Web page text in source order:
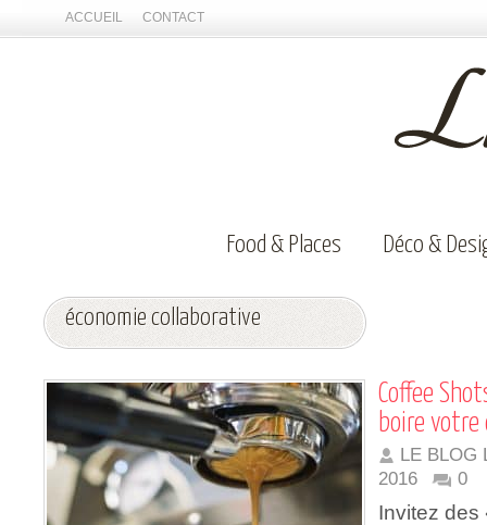
ACCUEIL CONTACT
Food & Places Déco &
économie collaborative
Coffee
boire
LE BLOG
2016
0
Invitez des